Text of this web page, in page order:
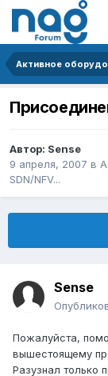
Автор: Sense
9 апреля, 2007 в
SDN/NFV...
Sense
Пожалуйста,
вышестоящему
Разузнал только